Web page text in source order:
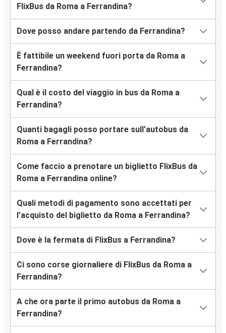
FlixBus da Roma a Ferrandina?
Dove posso andare partendo da Ferrandina?
È fattibile un weekend fuori porta da Roma a
Ferrandina?
Qual è il costo del viaggio in bus da Roma a
Ferrandina?
Quanti bagagli posso portare sull’autobus da
Roma a Ferrandina?
Come faccio a prenotare un biglietto FlixBus da
Roma a Ferrandina online?
Quali metodi di pagamento sono accettati per
l’acquisto del biglietto da Roma a Ferrandina?
Dove è la fermata di FlixBus a Ferrandina?
Ci sono corse giornaliere di FlixBus da Roma a
Ferrandina?
A che ora parte il primo autobus da Roma a
Ferrandina?